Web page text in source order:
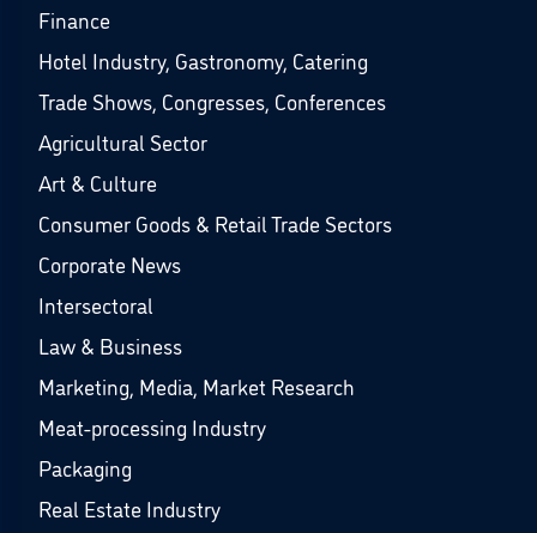
Finance
Hotel Industry, Gastronomy, Catering
Trade Shows, Congresses, Conferences
Agricultural Sector
Art & Culture
Consumer Goods & Retail Trade Sectors
Corporate News
Intersectoral
Law & Business
Marketing, Media, Market Research
Meat-processing Industry
Packaging
Real Estate Industry